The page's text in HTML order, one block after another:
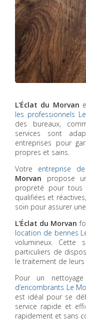
L'Éclat du Morvan
les professionnels
des bureaux,
services sont
entreprises pour
propres et sains.
Votre entreprise
Morvan propose
propreté pour tous
qualifiées et
soin pour assurer
L'Éclat du Morvan
location de bennes
volumineux. Cette
particuliers de
le traitement de
Pour un
d’encombrants Le
est idéal pour se
service rapide et
rapidement et sans